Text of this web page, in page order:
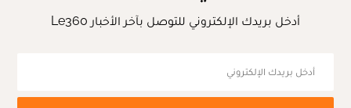
أدخل بريدك الإلكتروني للتوصل بآخر الأخبار Le360